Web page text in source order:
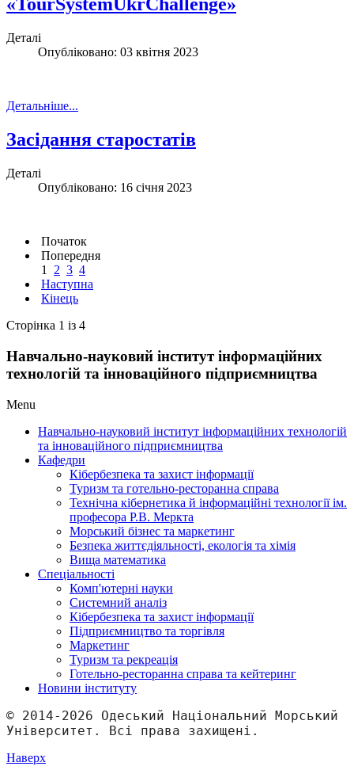
«TourSystemUkrChallenge»
Деталі
Опубліковано: 03 квітня 2023
Детальніше...
Засідання старостатів
Деталі
Опубліковано: 16 січня 2023
Початок
Попередня
1
2 3 4
Наступна
Кінець
Сторінка 1 із 4
Навчально-науковий інститут інформаційних
технологій та інноваційного підприємництва
Menu
Навчально-науковий інститут інформаційних технологій
та інноваційного підприємництва
Кафедри
Кібербезпека та захист інформації
Туризм та готельно-ресторанна справа
Технічна кібернетика й інформаційні технології ім.
професора Р.В. Меркта
Морський бізнес та маркетинг
Безпека життєдіяльності, екологія та хімія
Вища математика
Спеціальності
Комп'ютерні науки
Системний аналіз
Кібербезпека та захист інформації
Підприємництво та торгівля
Маркетинг
Туризм та рекреація
Готельно-ресторанна справа та кейтеринг
Новини інституту
© 2014-2026 Одеський Національний Морський
Університет. Всі права захищені.
Наверх